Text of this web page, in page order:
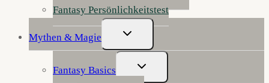
Fantasy Persönlichkeitstest
Mythen & Magie
Untermenü
Umschalten
Fantasy Basics
Untermenü
Umschalten